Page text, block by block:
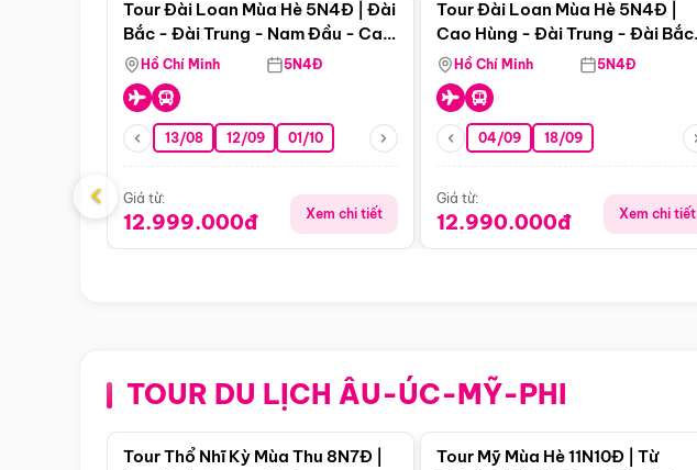
Tour Đài Loan Mùa Hè 5N4Đ | Đài
Bắc - Đài Trung - Nam Đầu - Cao
Hùng ( Bay Vn)
Hồ Chí Minh 5N4Đ
13/08 12/09 01/10
Giá từ:
12.999.000đ Xem chi tiết
Tour Đài Loan Mùa Hè 5N4Đ |
Cao Hùng - Đài Trung - Đài Bắc
(Bay Vj)
Hồ Chí Minh 5N4Đ
04/09 18/09
Giá từ:
12.990.000đ Xem chi tiết
‹
TOUR DU LỊCH ÂU-ÚC-MỸ-PHI
Điểm nổi bật
Tour Thổ Nhĩ Kỳ Mùa Thu 8N7Đ |
Tour Mỹ Mùa Hè 11N10Đ | Từ